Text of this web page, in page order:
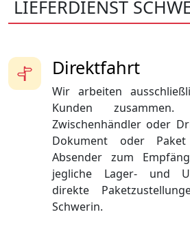
LIEFERDIENST
Direktfahrt
Wir arbeiten
Kunden
Zwischenhändler oder
Dokument oder
Absender zum
jegliche Lager- und
direkte
Schwerin.